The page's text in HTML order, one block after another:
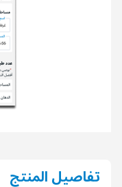
تفاصيل المنتج